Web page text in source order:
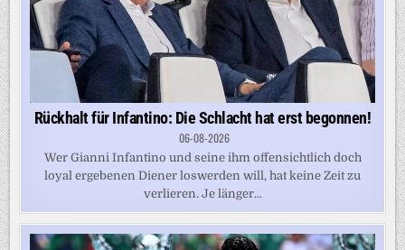
Rückhalt für Infantino: Die Schlacht hat erst begonnen!
06-08-2026
Wer Gianni Infantino und seine ihm offensichtlich doch
loyal ergebenen Diener loswerden will, hat keine Zeit zu
verlieren. Je länger...